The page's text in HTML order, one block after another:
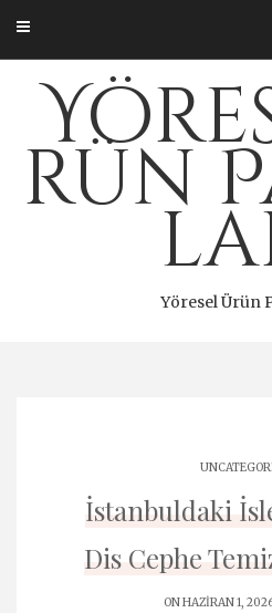
content
rün
Yöresel Ürün
İstanbuldaki
Dis Cephe
ON HAZIRAN 1,